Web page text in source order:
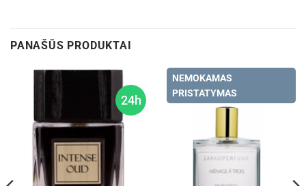
PANAŠŪS PRODUKTAI
24h
NEMOKAMAS
PRISTATYMAS